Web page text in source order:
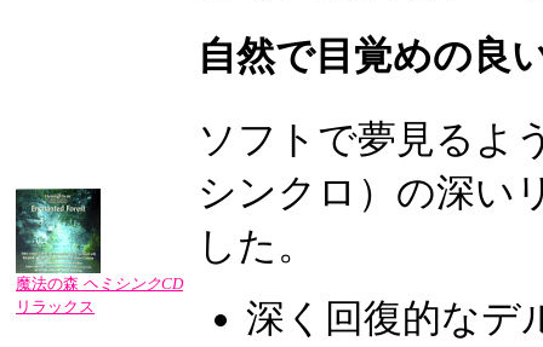
魔法の森 ヘミシンクCD
リラックス
自然で目覚めの良
ソフトで夢見るよ
シンクロ）の深い
した。
深く回復的なデ